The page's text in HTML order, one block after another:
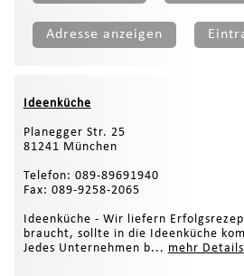
Adresse anzeigen
Ideenküche
Planegger Str. 25
81241 München
Telefon: 089-89691940
Fax: 089-9258-2065
Ideenküche - Wir liefern
braucht, sollte in die Ideenküche
Jedes Unternehmen b... mehr Details